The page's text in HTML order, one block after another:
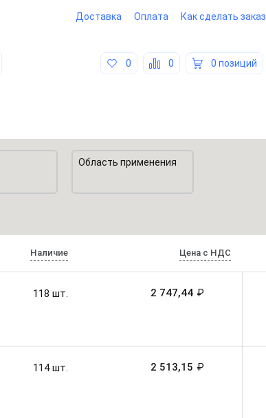
Доставка Оплата Как сделать заказ
0 0 0 позиций
Область применения
Наличие Цена с НДС
118 шт. 2 747,44 ₽
114 шт. 2 513,15 ₽